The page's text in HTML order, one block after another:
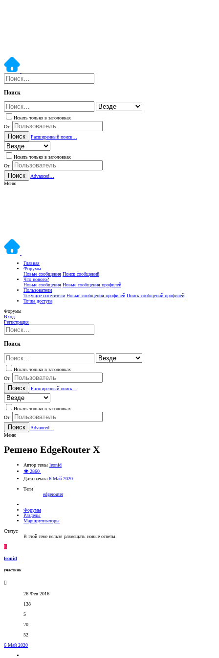
Поиск
Искать только в заголовках
От:
Поиск Расширенный поиск…
Искать только в заголовках
От:
Поиск
Advanced…
Меню
Главная
Форумы
Новые сообщения Поиск сообщений
Что нового?
Новые сообщения Новые сообщения профилей
Пользователи
Текущие посетители Новые сообщения профилей Поиск сообщений профилей
Точка доступа
Форумы
Вход
Регистрация
Поиск
Искать только в заголовках
От:
Поиск Расширенный поиск…
Искать только в заголовках
От:
Поиск
Advanced…
Меню
Решено EdgeRouter X
Автор темы leonid
👁 2860
Дата начала 6 Май 2020
Теги
edgerouter
Форумы
Разделы
Маршрутизаторы
Статус
В этой теме нельзя размещать новые ответы.
L
leonid
участник
26 Фев 2016
138
5
20
52
6 Май 2020